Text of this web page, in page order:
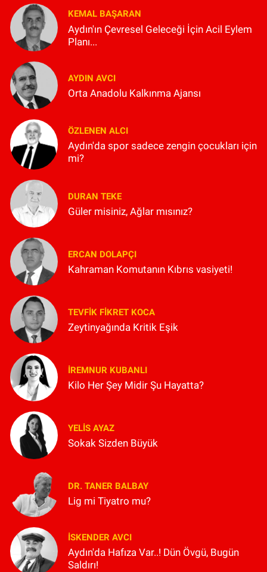
KEMAL BAŞARAN
Aydın'ın Çevresel Geleceği İçin Acil Eylem
Planı...
AYDIN AVCI
Orta Anadolu Kalkınma Ajansı
ÖZLENEN ALCI
Aydın'da spor sadece zengin çocukları için
mi?
DURAN TEKE
Güler misiniz, Ağlar mısınız?
ERCAN DOLAPÇI
Kahraman Komutanın Kıbrıs vasiyeti!
TEVFIK FIKRET KOCA
Zeytinyağında Kritik Eşik
İREMNUR KUBANLI
Kilo Her Şey Midir Şu Hayatta?
YELIS AYAZ
Sokak Sizden Büyük
DR. TANER BALBAY
Lig mi Tiyatro mu?
İSKENDER AVCI
Aydın'da Hafıza Var..! Dün Övgü, Bugün
Saldırı!